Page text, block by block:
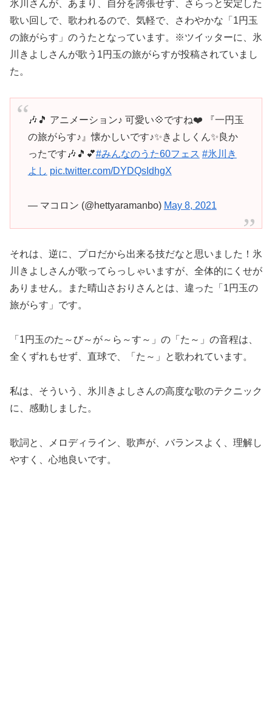
氷川さんが、あまり、自分を誇張せず、さらっと安定した
歌い回しで、歌われるので、気軽で、さわやかな「1円玉
の旅がらす」のうたとなっています。※ツイッターに、氷
川きよしさんが歌う1円玉の旅がらすが投稿されていまし
た。
🎶🎵 アニメーション♪ 可愛い💠ですね❤️ 『一円玉
の旅がらす♪』懐かしいです♪✨きよしくん✨良か
ったです🎶🎵💕#みんなのうた60フェス #氷川き
よし pic.twitter.com/DYDQsIdhgX
— マコロン (@hettyaramanbo) May 8, 2021
それは、逆に、プロだから出来る技だなと思いました！氷
川きよしさんが歌ってらっしゃいますが、全体的にくせが
ありません。また晴山さおりさんとは、違った「1円玉の
旅がらす」です。
「1円玉のた～び～が～ら～す～」の「た～」の音程は、
全くずれもせず、直球で、「た～」と歌われています。
私は、そういう、氷川きよしさんの高度な歌のテクニック
に、感動しました。
歌詞と、メロディライン、歌声が、バランスよく、理解し
やすく、心地良いです。